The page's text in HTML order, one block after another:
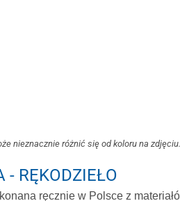
nieznacznie różnić się od koloru na zdjęciu.
- RĘKODZIEŁO
ręcznie w Polsce z